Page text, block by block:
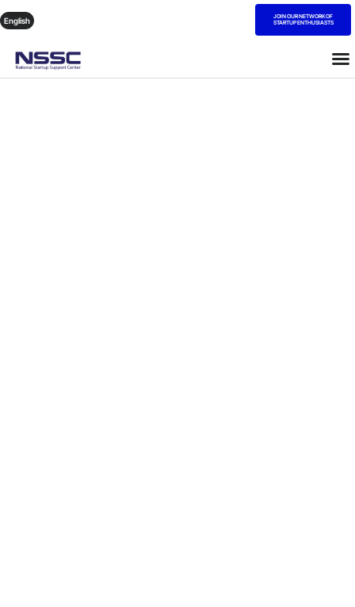
English
JOIN OUR NETWORK OF
STARTUP ENTHUSIASTS